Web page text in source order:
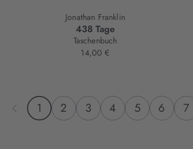
Jonathan Franklin
438 Tage
Taschenbuch
14,00 €
1 2 3 4 5 6 7